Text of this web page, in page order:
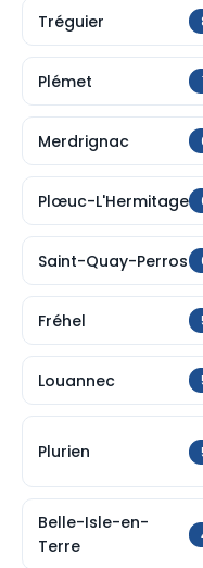
Tréguier
Plémet
Merdrignac
Plœuc-L'Hermitage
Saint-Quay-Perros
Fréhel
Louannec
Plurien
Belle-Isle-en-
Terre